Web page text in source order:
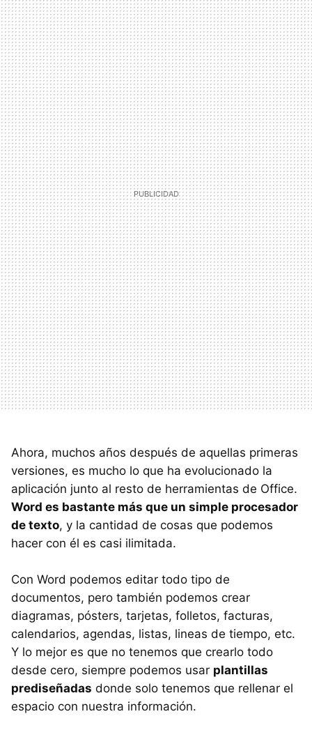
Ahora, muchos años después de aquellas primeras
versiones, es mucho lo que ha evolucionado la
aplicación junto al resto de herramientas de Office.
Word es bastante más que un simple procesador
de texto, y la cantidad de cosas que podemos
hacer con él es casi ilimitada.
Con Word podemos editar todo tipo de
documentos, pero también podemos crear
diagramas, pósters, tarjetas, folletos, facturas,
calendarios, agendas, listas, lineas de tiempo, etc.
Y lo mejor es que no tenemos que crearlo todo
desde cero, siempre podemos usar plantillas
prediseñadas donde solo tenemos que rellenar el
espacio con nuestra información.